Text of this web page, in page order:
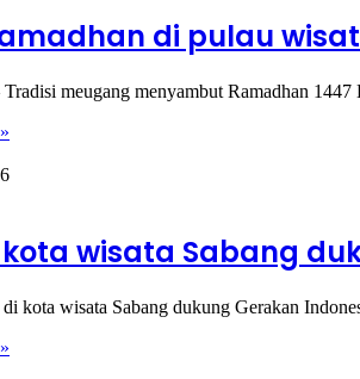
di pulau
Tradisi meugang menyambut Ramadhan
wisata Sabang
kota wisata Sabang dukung Gerakan